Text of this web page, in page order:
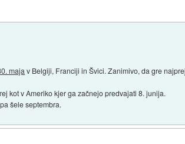
maja v Belgiji, Franciji in Švici. Zanimivo, da gre
kot v Ameriko kjer ga začnejo predvajati 8. junija.
šele septembra.